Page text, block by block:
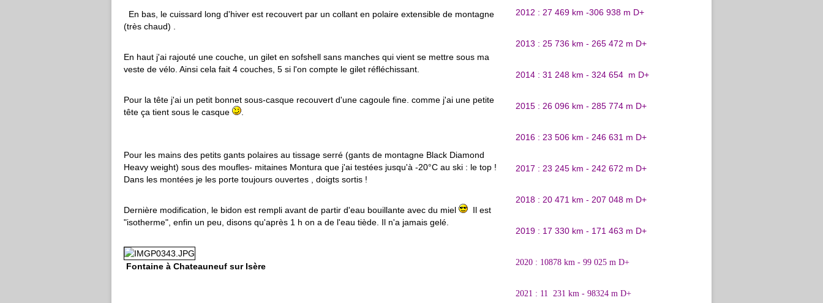
En bas, le cuissard long d'hiver est recouvert par un collant en polaire extensible de montagne
(très chaud) .
En haut j'ai rajouté une couche, un gilet en sofshell sans manches qui vient se mettre sous ma
veste de vélo. Ainsi cela fait 4 couches, 5 si l'on compte le gilet réfléchissant.
Pour la tête j'ai un petit bonnet sous-casque recouvert d'une cagoule fine. comme j'ai une petite
tête ça tient sous le casque
Pour les mains des petits gants polaires au tissage serré (gants de montagne Black Diamond
Heavy weight) sous des moufles- mitaines Montura que j'ai testées jusqu'à -20°C au ski : le top !
Dans les montées je les porte toujours ouvertes , doigts sortis !
Dernière modification, le bidon est rempli avant de partir d'eau bouillante avec du miel
Il est
"isotherme", enfin un peu, disons qu'après 1 h on a de l'eau tiède. Il n'a jamais gelé.
Fontaine à Chateauneuf sur Isère
2012 : 27 469 km -306 938 m D+
2013 : 25 736 km - 265 472 m D+
2014 : 31 248 km - 324 654 m D+
2015 : 26 096 km - 285 774 m D+
2016 : 23 506 km - 246 631 m D+
2017 : 23 245 km - 242 672 m D+
2018 : 20 471 km - 207 048 m D+
2019 : 17 330 km - 171 463 m D+
2020 : 10878 km - 99 025 m D+
2021 : 11 231 km - 98324 m D+